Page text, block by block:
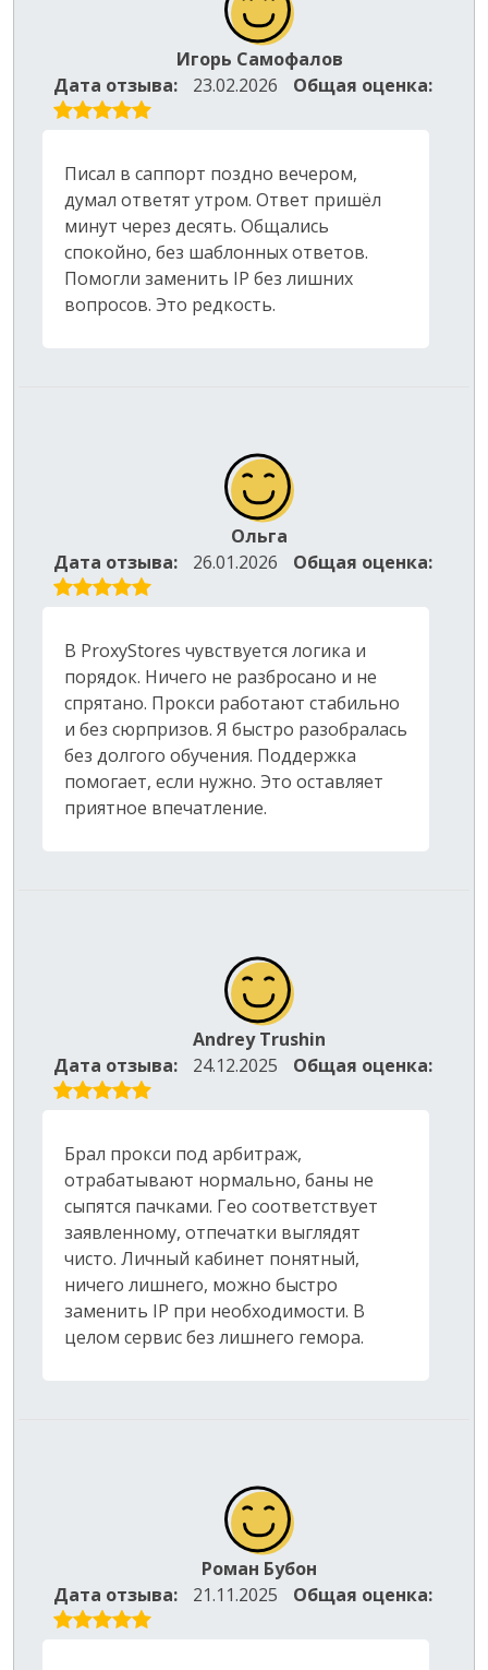
Игорь Самофалов
Дата отзыва:
23.02.2026 Общая оценка:
Писал в саппорт поздно вечером,
думал ответят утром. Ответ пришёл
минут через десять. Общались
спокойно, без шаблонных ответов.
Помогли заменить IP без лишних
вопросов. Это редкость.
Ольга
Дата отзыва:
26.01.2026 Общая оценка:
В ProxyStores чувствуется логика и
порядок. Ничего не разбросано и не
спрятано. Прокси работают стабильно
и без сюрпризов. Я быстро разобралась
без долгого обучения. Поддержка
помогает, если нужно. Это оставляет
приятное впечатление.
Andrey Trushin
Дата отзыва:
24.12.2025 Общая оценка:
Брал прокси под арбитраж,
отрабатывают нормально, баны не
сыпятся пачками. Гео соответствует
заявленному, отпечатки выглядят
чисто. Личный кабинет понятный,
ничего лишнего, можно быстро
заменить IP при необходимости. В
целом сервис без лишнего гемора.
Роман Бубон
Дата отзыва:
21.11.2025 Общая оценка: